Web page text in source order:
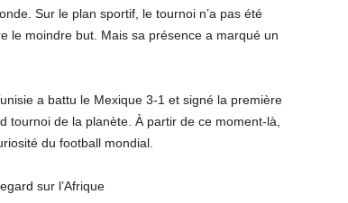
Sur le plan sportif, le tournoi n’a pas été
le moindre but. Mais sa présence a marqué un
a battu le Mexique 3-1 et signé la première
tournoi de la planète. À partir de ce moment-là,
du football mondial.
sur l’Afrique